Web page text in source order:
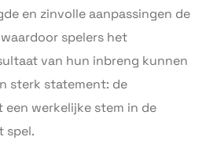
en zinvolle aanpassingen de
spelers het
van hun inbreng kunnen
sterk statement: de
werkelijke stem in de
spel.